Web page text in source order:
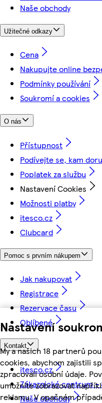
Nastavení
My a našich 18 partnerů
cookies, abychom zajistili
zpracovali osobní údaje.
umožníte zobrazovat
reklamu. V opačném
Naše obchody
Užitečné odkazy
Cena
Nakupujte online
Podmínky používání
Soukromí a cookies
O nás
Přístupnost
Podívejte se, kam
Poplatek za službu
Nastavení Cookies
Možnosti platby
itesco.cz
Clubcard
Pomoc s prvním nákupem
Jak nakupovat
Registrace
Rezervace času
Oblíbené
Kontakt
itesco.cz
Zákaznické centrum -
Naše obchody